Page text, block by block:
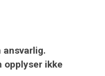
opplyser ikke